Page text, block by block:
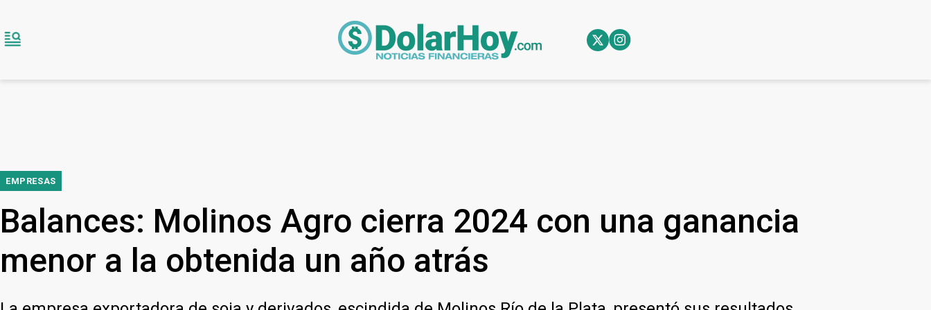
EMPRESAS
Balances: Molinos Agro cierra 2024 con una ganancia
menor a la obtenida un año atrás